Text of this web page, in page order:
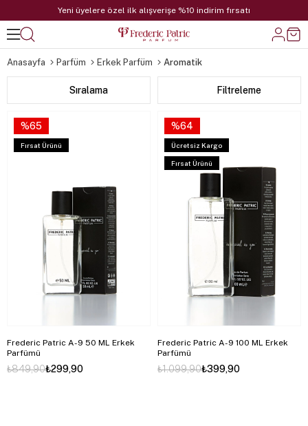
Yeni üyelere özel ilk alışverişe %10 indirim fırsatı
Anasayfa Parfüm Erkek Parfüm Aromatik
Filtreleme
Sıralama
Frederic Patric A-9 50 ML Erkek
Parfümü
₺299,90
₺849,90
%65
Fırsat Ürünü
Frederic Patric A-9 100 ML Erkek
Parfümü
₺399,90
₺1.099,90
%64
Ücretsiz Kargo
Fırsat Ürünü